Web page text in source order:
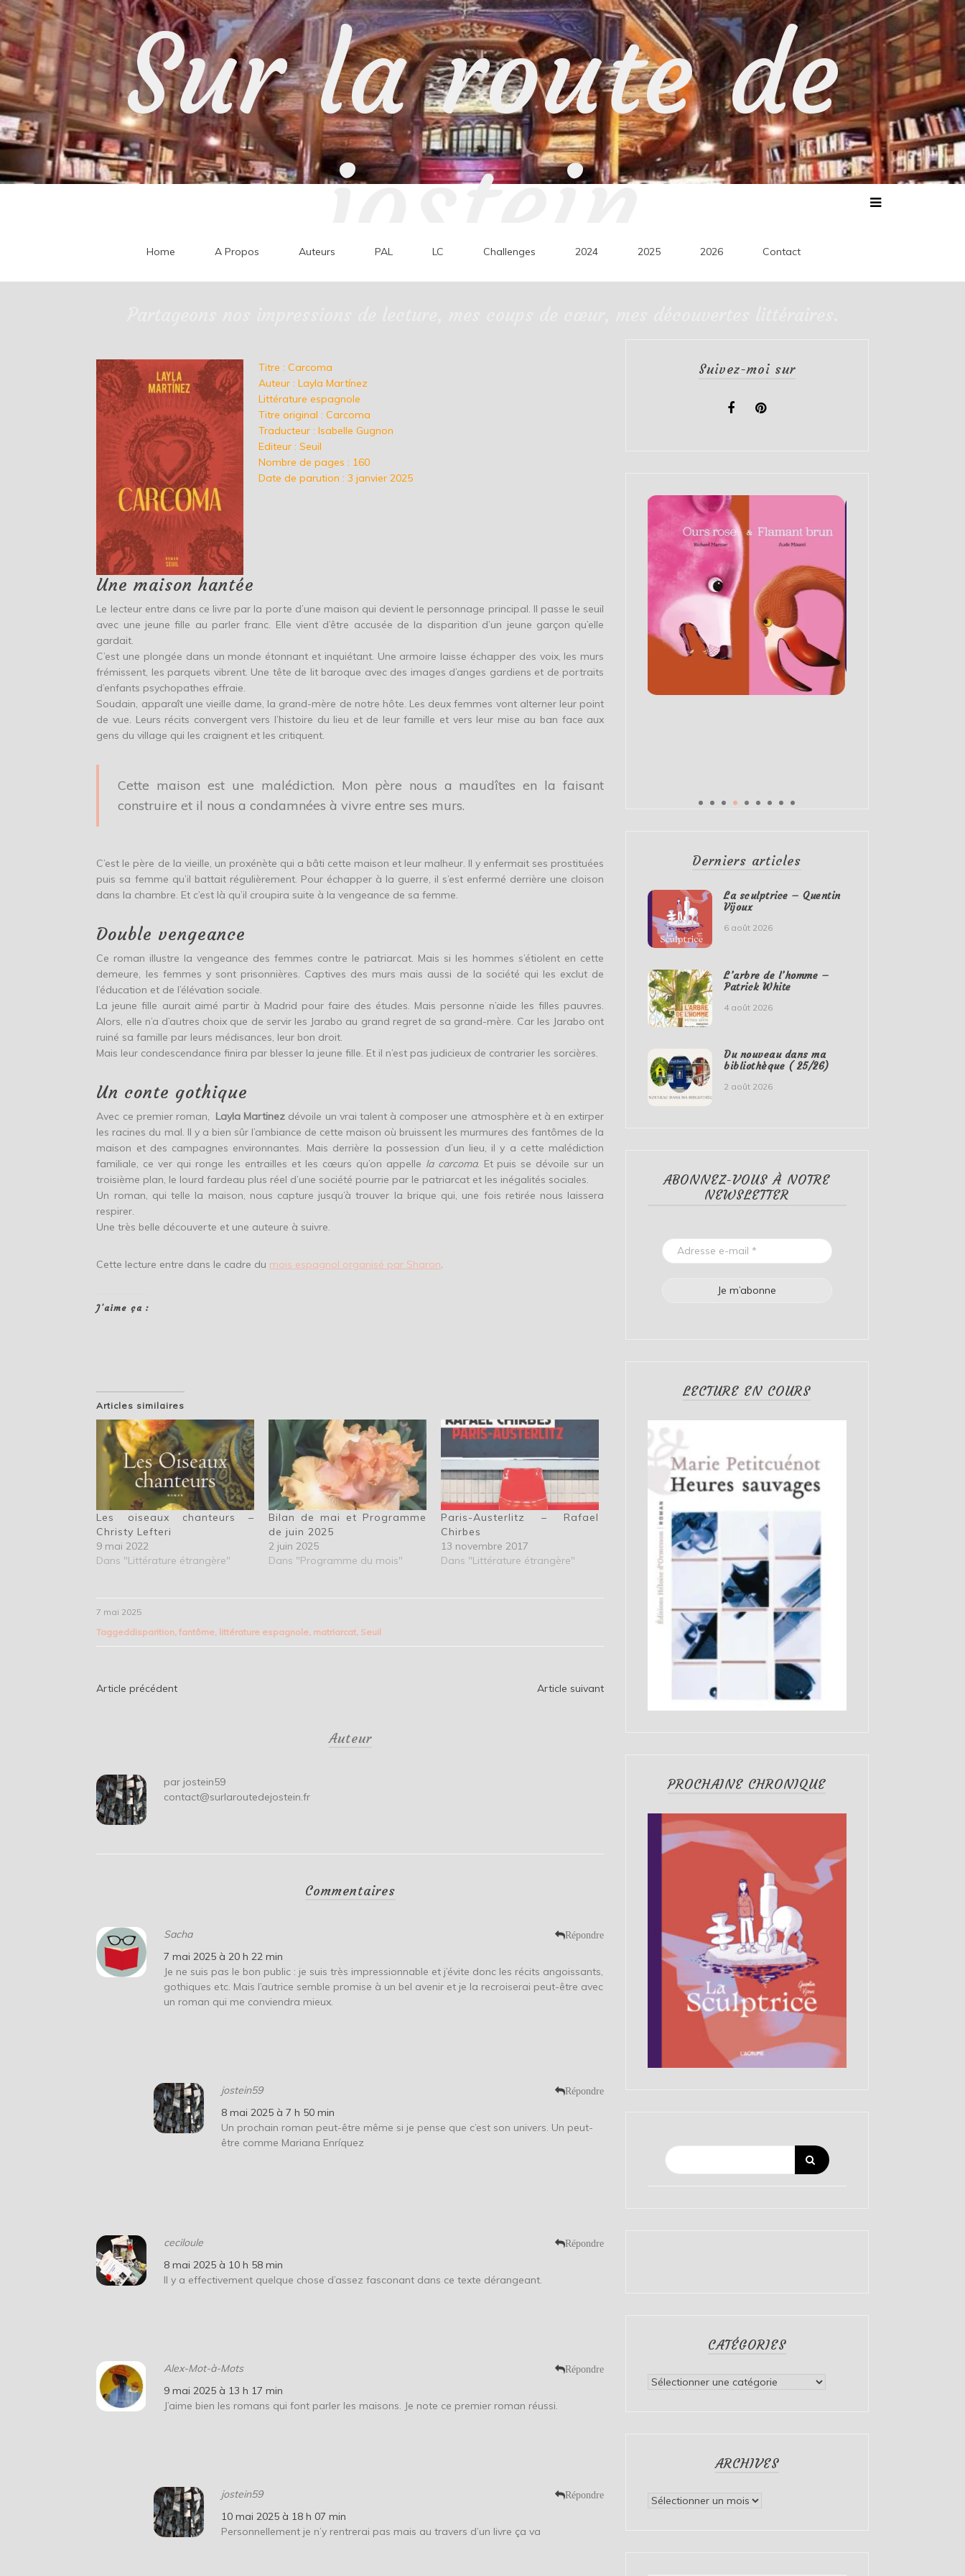
Skip
to
content
Sur la route de
jostein
Home A Propos Auteurs PAL LC Challenges 2024 2025 2026 Contact
Titre : Carcoma
Auteur : Layla Martínez
Littérature espagnole
Titre original : Carcoma
Traducteur : Isabelle Gugnon
Editeur : Seuil
Nombre de pages : 160
Date de parution : 3 janvier 2025
Une maison hantée
Le lecteur entre dans ce livre par la porte d’une maison qui devient le personnage principal. Il passe le seuil
avec une jeune fille au parler franc. Elle vient d’être accusée de la disparition d’un jeune garçon qu’elle
gardait.
C’est une plongée dans un monde étonnant et inquiétant. Une armoire laisse échapper des voix, les murs
frémissent, les parquets vibrent. Une tête de lit baroque avec des images d’anges gardiens et de portraits
d’enfants psychopathes effraie.
Soudain, apparaît une vieille dame, la grand-mère de notre hôte. Les deux femmes vont alterner leur point
de vue. Leurs récits convergent vers l’histoire du lieu et de leur famille et vers leur mise au ban face aux
gens du village qui les craignent et les critiquent.
Cette maison est une malédiction. Mon père nous a maudîtes en la faisant
construire et il nous a condamnées à vivre entre ses murs.
C’est le père de la vieille, un proxénète qui a bâti cette maison et leur malheur. Il y enfermait ses prostituées
puis sa femme qu’il battait régulièrement. Pour échapper à la guerre, il s’est enfermé derrière une cloison
dans la chambre. Et c’est là qu’il croupira suite à la vengeance de sa femme.
Double vengeance
Ce roman illustre la vengeance des femmes contre le patriarcat. Mais si les hommes s’étiolent en cette
demeure, les femmes y sont prisonnières. Captives des murs mais aussi de la société qui les exclut de
l’éducation et de l’élévation sociale.
La jeune fille aurait aimé partir à Madrid pour faire des études. Mais personne n’aide les filles pauvres.
Alors, elle n’a d’autres choix que de servir les Jarabo au grand regret de sa grand-mère. Car les Jarabo ont
ruiné sa famille par leurs médisances, leur bon droit.
Mais leur condescendance finira par blesser la jeune fille. Et il n’est pas judicieux de contrarier les sorcières.
Un conte gothique
Avec ce premier roman, Layla Martinez dévoile un vrai talent à composer une atmosphère et à en extirper
les racines du mal. Il y a bien sûr l’ambiance de cette maison où bruissent les murmures des fantômes de la
maison et des campagnes environnantes. Mais derrière la possession d’un lieu, il y a cette malédiction
familiale, ce ver qui ronge les entrailles et les cœurs qu’on appelle la carcoma. Et puis se dévoile sur un
troisième plan, le lourd fardeau plus réel d’une société pourrie par le patriarcat et les inégalités sociales.
Un roman, qui telle la maison, nous capture jusqu’à trouver la brique qui, une fois retirée nous laissera
respirer.
Une très belle découverte et une auteure à suivre.
Cette lecture entre dans le cadre du mois espagnol organisé par Sharon.
J’aime ça :
Articles similaires
Les oiseaux chanteurs –
Christy Lefteri
9 mai 2022
Dans "Littérature étrangère"
Bilan de mai et Programme
de juin 2025
2 juin 2025
Dans "Programme du mois"
Paris-Austerlitz – Rafael
Chirbes
13 novembre 2017
Dans "Littérature étrangère"
7 mai 2025
Taggeddisparition,fantôme, littérature espagnole, matriarcat, Seuil
Navigation
Article précédent Article suivant
Auteur
par jostein59
contact@surlaroutedejostein.fr
Commentaires
Sacha Répondre
7 mai 2025 à 20 h 22 min
Je ne suis pas le bon public : je suis très impressionnable et j’évite donc les récits angoissants,
gothiques etc. Mais l’autrice semble promise à un bel avenir et je la recroiserai peut-être avec
un roman qui me conviendra mieux.
jostein59 Répondre
8 mai 2025 à 7 h 50 min
Un prochain roman peut-être même si je pense que c’est son univers. Un peut-
être comme Mariana Enríquez
ceciloule Répondre
8 mai 2025 à 10 h 58 min
Il y a effectivement quelque chose d’assez fasconant dans ce texte dérangeant.
Alex-Mot-à-Mots Répondre
9 mai 2025 à 13 h 17 min
J’aime bien les romans qui font parler les maisons. Je note ce premier roman réussi.
jostein59 Répondre
10 mai 2025 à 18 h 07 min
Personnellement je n’y rentrerai pas mais au travers d’un livre ça va
Suivez-moi sur
Derniers articles
La sculptrice – Quentin
Vijoux
6 août 2026
L’arbre de l’homme –
Patrick White
4 août 2026
Du nouveau dans ma
bibliothèque ( 25/26)
2 août 2026
ABONNEZ-VOUS À NOTRE
NEWSLETTER
LECTURE EN COURS
PROCHAINE CHRONIQUE
CATÉGORIES
Catégories
ARCHIVES
Archives